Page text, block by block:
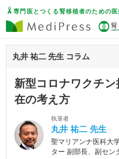
専門医とつくる腎移植者のための医
丸井 祐二 先生 コラム
新型コロナワクチ
在の考え方
執筆者
丸井 祐二 先生
聖マリアンナ医科大
ター 副部長、副セン